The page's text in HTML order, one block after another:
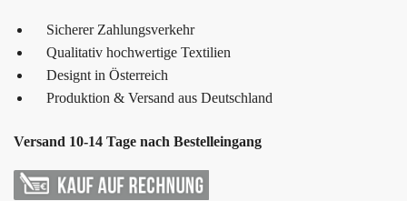
Sicherer Zahlungsverkehr
Qualitativ hochwertige Textilien
Designt in Österreich
Produktion & Versand aus Deutschland
Versand 10-14 Tage nach Bestelleingang